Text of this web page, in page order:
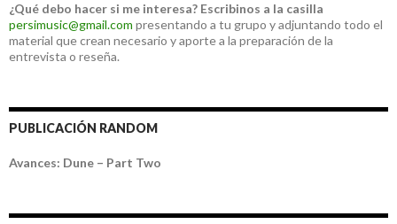
¿Qué debo hacer si me interesa? Escribinos a la casilla
persimusic@gmail.com presentando a tu grupo y adjuntando todo el
material que crean necesario y aporte a la preparación de la
entrevista o reseña.
PUBLICACIÓN RANDOM
Avances: Dune – Part Two